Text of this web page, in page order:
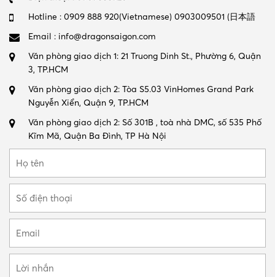
Hotline : 0909 888 920(Vietnamese) 0903009501 (日本語
Email : info@dragonsaigon.com
Văn phòng giao dịch 1: 21 Truong Dinh St., Phường 6, Quận
3, TP.HCM
Văn phòng giao dịch 2: Tòa S5.03 VinHomes Grand Park
Nguyễn Xiển, Quận 9, TP.HCM
Văn phòng giao dịch 2: Số 301B , toà nhà DMC, số 535 Phố
Kĩm Mã, Quận Ba Đình, TP Hà Nội